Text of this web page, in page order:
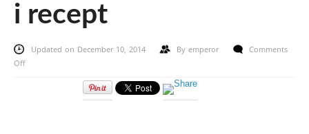
i recept
Updated on December 10, 2014 By emperor
Comments
Offon